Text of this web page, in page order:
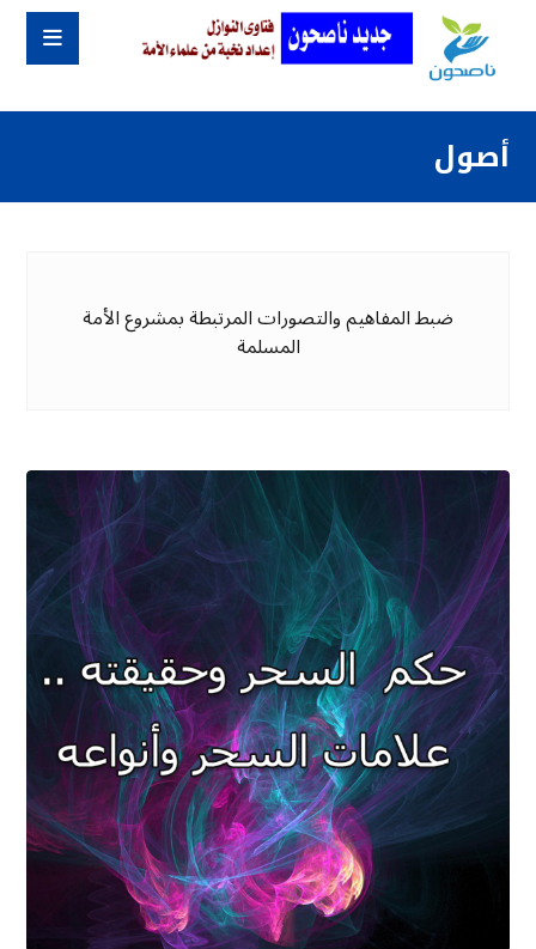
أصول
ضبط المفاهيم والتصورات المرتبطة بمشروع الأمة
المسلمة